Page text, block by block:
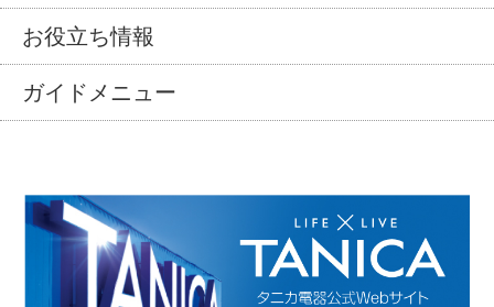
お役立ち情報
ガイドメニュー